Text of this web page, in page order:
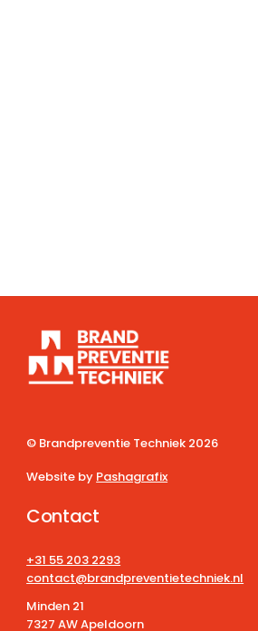
© Brandpreventie Techniek 2026
Website by Pashagrafix
Contact
+31 55 203 2293
contact@brandpreventietechniek.nl
Minden 21
7327 AW Apeldoorn